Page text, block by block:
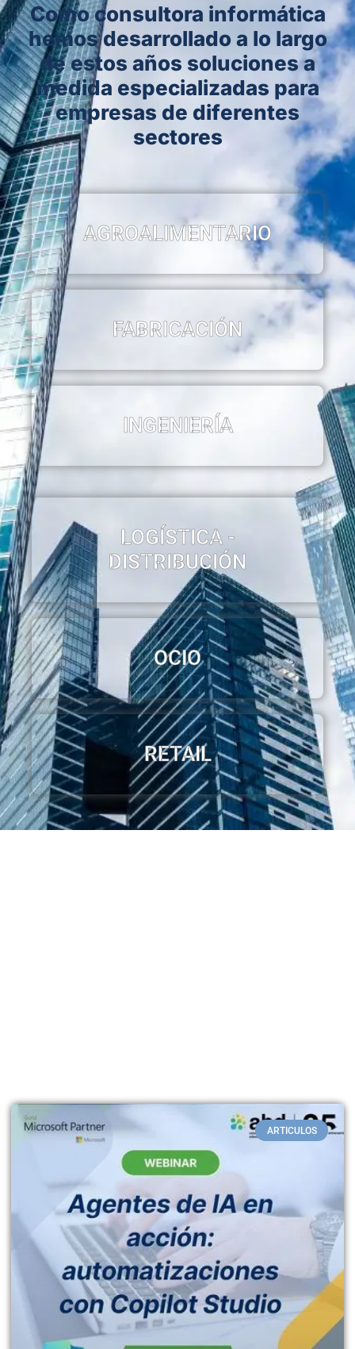
Como consultora informática
hemos desarrollado a lo largo
de estos años soluciones a
medida especializadas para
empresas de diferentes
sectores
AGROALIMENTARIO
FABRICACIÓN
INGENIERÍA
LOGÍSTICA -
DISTRIBUCIÓN
OCIO
RETAIL
ARTICULOS